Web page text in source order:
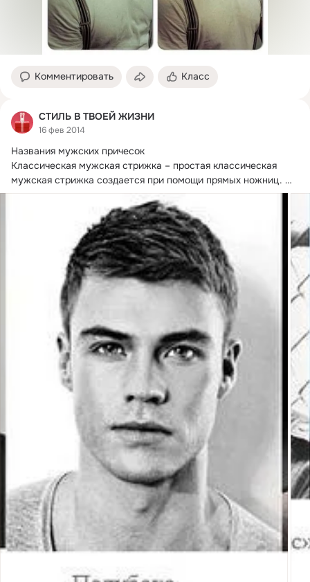
Комментировать Класс
СТИЛЬ В ТВОЕЙ ЖИЗНИ
16 фев 2014
Названия мужских причесок
Классическая мужская стрижка – простая классическая
мужская стрижка создается при помощи прямых ножниц.
При...